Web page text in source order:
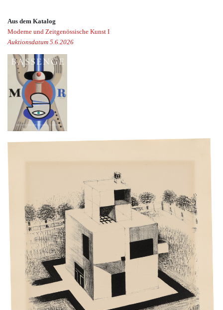
Aus dem Katalog
Moderne und Zeitgenössische Kunst I
Auktionsdatum 5.6.2026